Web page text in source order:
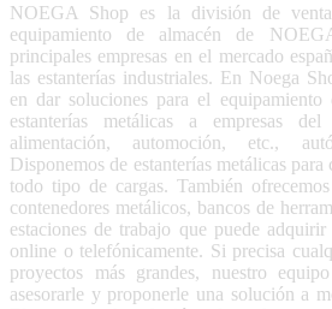
NOEGA Shop es la división de
equipamiento de almacén de
principales empresas en el mercado
las estanterías industriales. En Noega
en dar soluciones para el equipamiento
estanterías metálicas a empresas
alimentación, automoción, etc.,
Disponemos de estanterías metálicas
todo tipo de cargas. También
contenedores metálicos, bancos de
estaciones de trabajo que puede
online o telefónicamente. Si precisa
proyectos más grandes, nuestro
asesorarle y proponerle una solución a